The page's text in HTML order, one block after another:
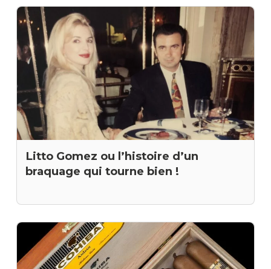
Litto Gomez ou l’histoire d’un
braquage qui tourne bien !